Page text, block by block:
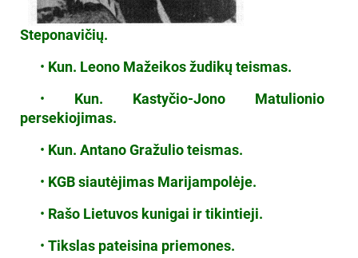
Steponavičių.
• Kun. Leono Mažeikos žudikų teismas.
•
Kun. Kastyčio-Jono Matulionio
persekiojimas.
• Kun. Antano Gražulio teismas.
• KGB siautėjimas Marijampolėje.
• Rašo Lietuvos kunigai ir tikintieji.
• Tikslas pateisina priemones.